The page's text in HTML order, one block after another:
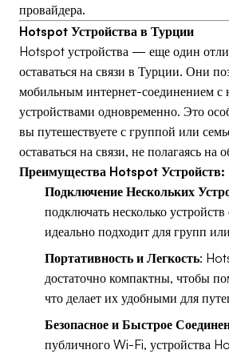
провайдера.
Hotspot Устройства в Турции
Hotspot устройства — еще один
оставаться на связи в Турции. Они
мобильным интернет-соединением с
устройствами одновременно. Это
вы путешествуете с группой или
оставаться на связи, не полагаясь
Преимущества Hotspot Устройств:
Подключение Нескольких
подключать несколько
идеально подходит для групп
Портативность и Легкость:
достаточно компактны, чтобы
что делает их удобными для
Безопасное и Быстрое
публичного Wi-Fi, устройства